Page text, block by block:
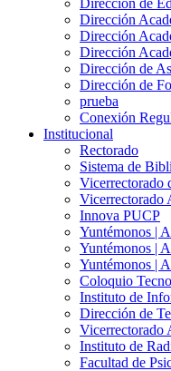
Dirección de
Dirección
Dirección
Dirección
Dirección de
Dirección de
prueba
Conexión
Institucional
Rectorado
Sistema de
Vicerrectorado
Vicerrectorado
Innova PUCP
Yuntémonos |
Yuntémonos |
Yuntémonos |
Coloquio
Instituto de
Dirección de
Vicerrectorado
Instituto de
Facultad de